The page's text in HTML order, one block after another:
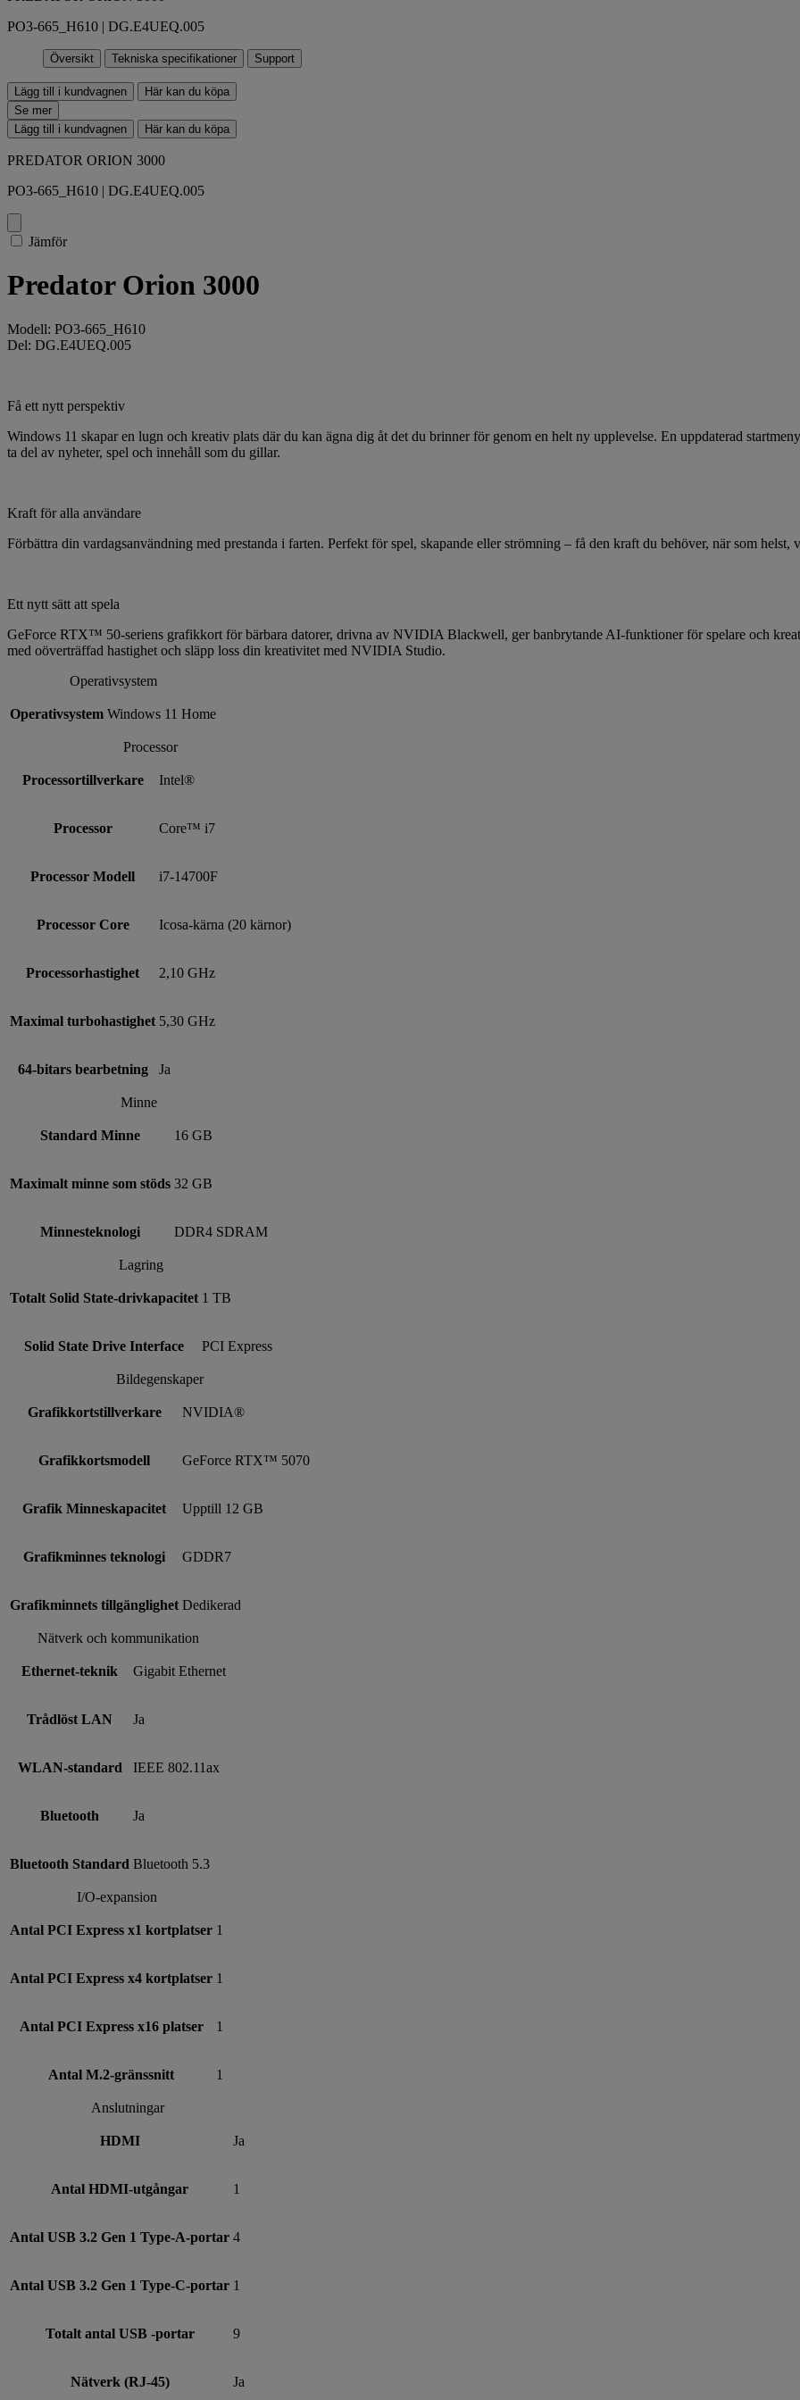
PO3-665_H610 | DG.E4UEQ.005
Översikt Tekniska specifikationer Support
Lägg till i kundvagnen
Här kan du köpa
Se mer
Lägg till i kundvagnen
Här kan du köpa
PREDATOR ORION 3000
PO3-665_H610 | DG.E4UEQ.005
Jämför
Predator Orion 3000
Modell: PO3-665_H610
Del: DG.E4UEQ.005
Få ett nytt perspektiv
Windows 11 skapar en lugn och kreativ plats där du kan ägna dig åt det du brinner för genom en helt ny upplevelse. En uppdaterad
ta del av nyheter, spel och innehåll som du gillar.
Kraft för alla användare
Förbättra din vardagsanvändning med prestanda i farten. Perfekt för spel, skapande eller strömning – få den kraft du behöver, när som helst,
Ett nytt sätt att spela
GeForce RTX™ 50-seriens grafikkort för bärbara datorer, drivna av NVIDIA Blackwell, ger banbrytande AI-funktioner för spelare och
med oöverträffad hastighet och släpp loss din kreativitet med NVIDIA Studio.
Operativsystem
Operativsystem Windows 11 Home
Processor
Processortillverkare Intel®
Processor Core™ i7
Processor Modell i7-14700F
Processor Core Icosa-kärna (20 kärnor)
Processorhastighet 2,10 GHz
Maximal turbohastighet 5,30 GHz
64-bitars bearbetning Ja
Minne
Standard Minne 16 GB
Maximalt minne som stöds 32 GB
Minnesteknologi DDR4 SDRAM
Lagring
Totalt Solid State-drivkapacitet 1 TB
Solid State Drive Interface PCI Express
Bildegenskaper
Grafikkortstillverkare NVIDIA®
Grafikkortsmodell GeForce RTX™ 5070
Grafik Minneskapacitet Upptill 12 GB
Grafikminnes teknologi GDDR7
Grafikminnets tillgänglighet Dedikerad
Nätverk och kommunikation
Ethernet-teknik Gigabit Ethernet
Trådlöst LAN Ja
WLAN-standard IEEE 802.11ax
Bluetooth Ja
Bluetooth Standard Bluetooth 5.3
I/O-expansion
Antal PCI Express x1 kortplatser 1
Antal PCI Express x4 kortplatser 1
Antal PCI Express x16 platser 1
Antal M.2-gränssnitt 1
Anslutningar
HDMI Ja
Antal HDMI-utgångar 1
Antal USB 3.2 Gen 1 Type-A-portar 4
Antal USB 3.2 Gen 1 Type-C-portar 1
Totalt antal USB -portar 9
Nätverk (RJ-45) Ja